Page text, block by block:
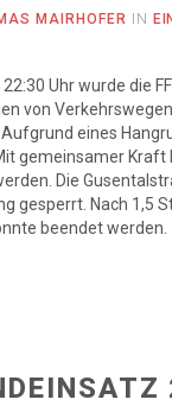
MAIRHOFER IN
22:30 Uhr wurde die
von
eines
gemeinsamer Kraft
Die
gesperrt. Nach 1,5
beendet werden.